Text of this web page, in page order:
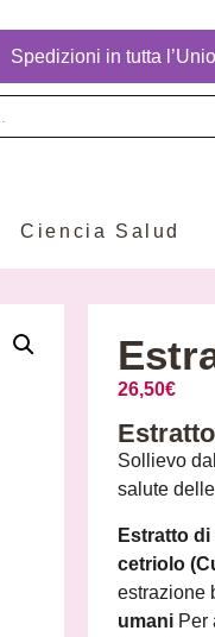
Spedizioni in tutta
Ciencia Salud
26,50€
Sollievo
salute
Estratto
cetriolo
estrazione
umani Per